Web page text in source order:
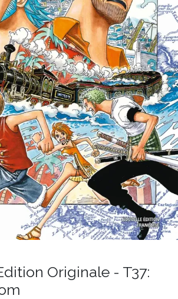
Originale - T37: